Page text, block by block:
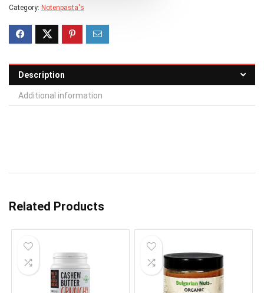
Category: Notenpasta's
Description
Additional information
Related Products